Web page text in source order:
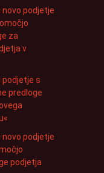
novo podjetje
za
v
podjetje s
predloge
novo podjetje
podjetja